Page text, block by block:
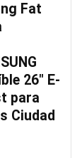
Fat
26″ E-
para
Ciudad